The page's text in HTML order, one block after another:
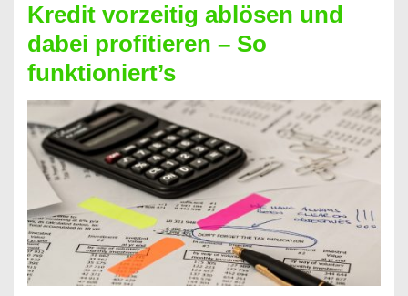
Kredit
berechnen
–
Mit
diesen
Regeln!
Kredit vorzeitig ablösen und
dabei profitieren – So
funktioniert’s